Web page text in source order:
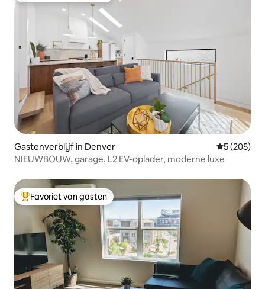
Gastenverblijf in Denver
5 (205)
NIEUWBOUW, garage, L2 EV-oplader, moderne luxe
Topfavoriet van gasten
Favoriet van gasten